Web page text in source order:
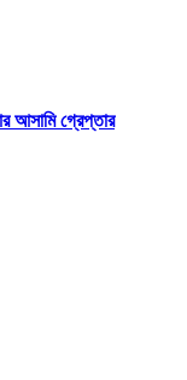
আসামি গ্রেপ্তার